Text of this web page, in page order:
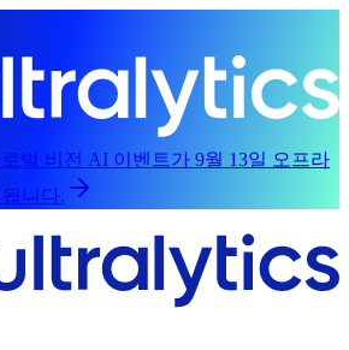
벌 비전 AI 이벤트가 9월 13일 오프라
니다.